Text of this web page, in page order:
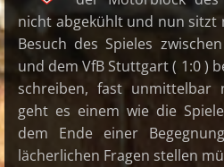
nicht abgekühlt und nun sitzt
Besuch des Spieles
und dem VfB Stuttgart ( 1:0 )
schreiben, fast unmittelbar
geht es einem wie die
dem Ende einer
lächerlichen Fragen stellen